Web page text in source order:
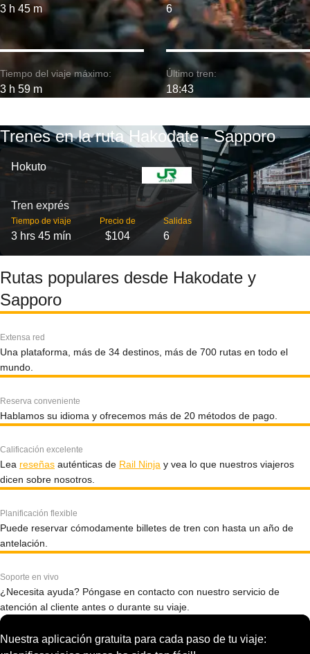
3 h 45 m
Tiempo del viaje máximo:
3 h 59 m
6
Último tren:
18:43
Trenes en la ruta Hakodate - Sapporo
Hokuto
Tren exprés
Tiempo de viaje
3 hrs 45 mín
Precio de
$104
Salidas
6
Rutas populares desde Hakodate y
Sapporo
Extensa red
Una plataforma, más de 34 destinos, más de 700 rutas en todo el
mundo.
Reserva conveniente
Hablamos su idioma y ofrecemos más de 20 métodos de pago.
Calificación excelente
Lea reseñas auténticas de Rail Ninja y vea lo que nuestros viajeros
dicen sobre nosotros.
Planificación flexible
Puede reservar cómodamente billetes de tren con hasta un año de
antelación.
Soporte en vivo
¿Necesita ayuda? Póngase en contacto con nuestro servicio de
atención al cliente antes o durante su viaje.
Nuestra aplicación gratuita para cada paso de tu viaje: